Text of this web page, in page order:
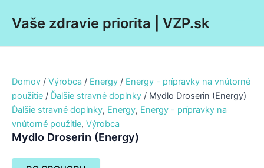
Vaše zdravie priorita | VZP.sk
Domov / Výrobca / Energy / Energy - prípravky na vnútorné
použitie / Ďalšie stravné doplnky / Mydlo Droserin (Energy)
Ďalšie stravné doplnky, Energy, Energy - prípravky na
vnútorné použitie, Výrobca
Mydlo Droserin (Energy)